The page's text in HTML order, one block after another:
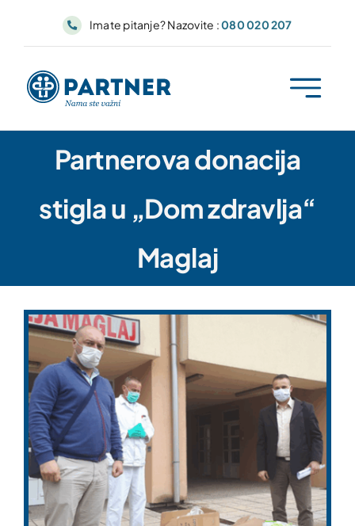
Imate pitanje? Nazovite :080 020 207
Partnerova donacija
stigla u „Dom zdravlja“
Maglaj